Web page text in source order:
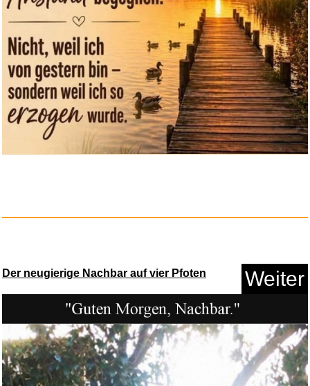
Dechra Protexin Pro-Kolin Adva...
Anzeige
Der neugierige Nachbar auf vier Pfoten Weiter